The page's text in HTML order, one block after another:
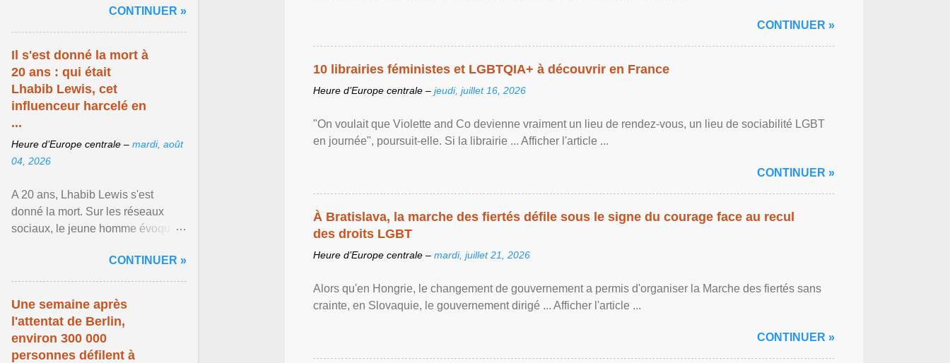
CONTINUER »
10 librairies féministes et LGBTQIA+ à découvrir en France
Heure d’Europe centrale – jeudi, juillet 16, 2026
"On voulait que Violette and Co devienne vraiment un lieu de rendez-vous, un lieu de sociabilité LGBT
en journée", poursuit-elle. Si la librairie ... Afficher l'article ...
CONTINUER »
À Bratislava, la marche des fiertés défile sous le signe du courage face au recul
des droits LGBT
Heure d’Europe centrale – mardi, juillet 21, 2026
Alors qu'en Hongrie, le changement de gouvernement a permis d'organiser la Marche des fiertés sans
crainte, en Slovaquie, le gouvernement dirigé ... Afficher l'article ...
CONTINUER »
de Berlin ... Afficher l'article ...
CONTINUER »
Il s'est donné la mort à
20 ans : qui était
Lhabib Lewis, cet
influenceur harcelé en
...
Heure d’Europe centrale – mardi, août
04, 2026
A 20 ans, Lhabib Lewis s'est
donné la mort. Sur les réseaux
sociaux, le jeune homme évoquait
santé mentale, sa sexualité et
Afficher l'article ...
CONTINUER »
Une semaine après
l'attentat de Berlin,
environ 300 000
personnes défilent à